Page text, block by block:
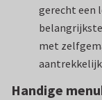
gerecht een
met
Handige